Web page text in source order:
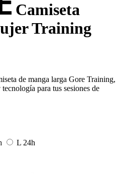
Camiseta
Training
de manga larga Gore Training,
para tus sesiones de
L 24h